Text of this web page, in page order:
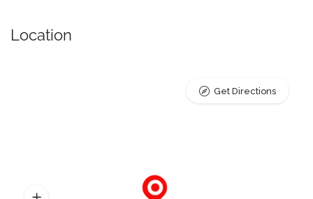
Location
Get Directions